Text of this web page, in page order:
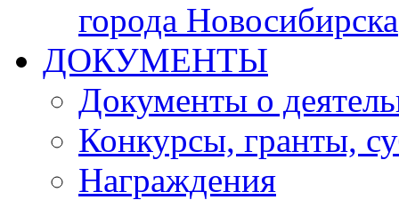
города Новосибирска
ДОКУМЕНТЫ
Документы о
Конкурсы, гранты,
Награждения